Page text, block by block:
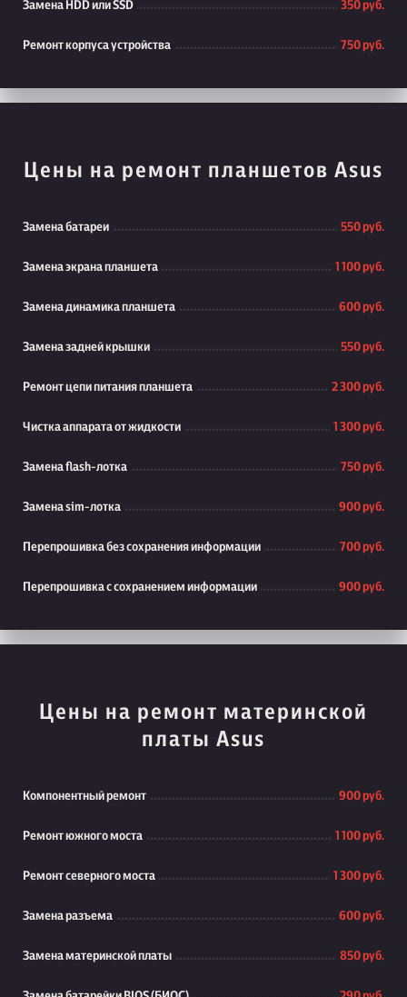
Замена HDD или SSD 350 руб.
Ремонт корпуса устройства 750 руб.
Цены на ремонт планшетов Asus
Замена батареи 550 руб.
Замена экрана планшета 1 100 руб.
Замена динамика планшета 600 руб.
Замена задней крышки 550 руб.
Ремонт цепи питания планшета 2 300 руб.
Чистка аппарата от жидкости 1 300 руб.
Замена flash-лотка 750 руб.
Замена sim-лотка 900 руб.
Перепрошивка без сохранения информации 700 руб.
Перепрошивка с сохранением информации 900 руб.
Цены на ремонт материнской
платы Asus
Компонентный ремонт 900 руб.
Ремонт южного моста 1 100 руб.
Ремонт северного моста 1 300 руб.
Замена разъема 600 руб.
Замена материнской платы 850 руб.